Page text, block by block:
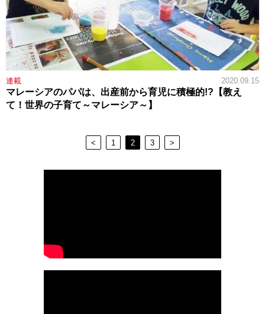
連載 2020.09.15
マレーシアのパパは、出産前から育児に積極的!?【教え
て！世界の子育て～マレーシア～】
< 1 2 3 >